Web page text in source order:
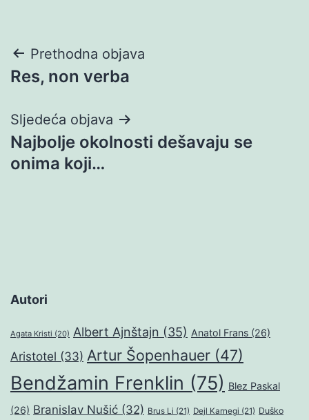
Navigacija
objava
Prethodna objava
Res, non verba
Sljedeća objava
Najbolje okolnosti dešavaju se
onima koji…
Autori
Agata Kristi (20) Albert Ajnštajn (35) Anatol Frans (26)
Aristotel (33) Artur Šopenhauer (47)
Bendžamin Frenklin (75) Blez Paskal
(26) Branislav Nušić (32) Brus Li (21) Dejl Karnegi (21) Duško